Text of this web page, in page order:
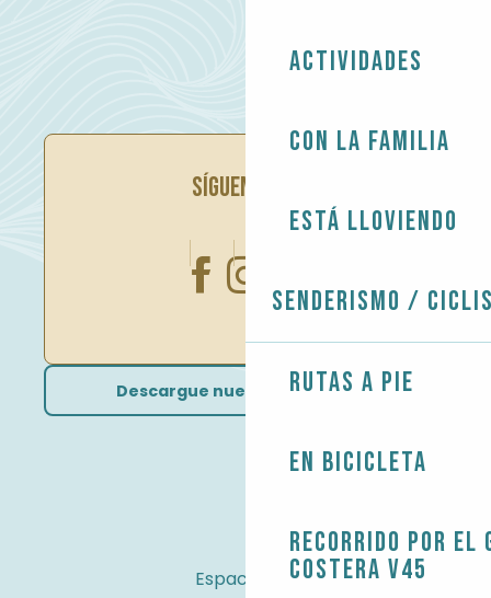
Actividades
Con la familia
Está lloviendo
Senderismo /
Rutas a pie
En bicicleta
Recorrido por el
costera V45
SÍGUENOS EN
Descargue nuestros folletos
Espacio Pro